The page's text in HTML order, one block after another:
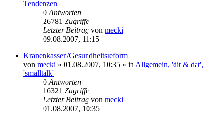
Tendenzen
0 Antworten
26781 Zugriffe
Letzter Beitrag von mecki
09.08.2007, 11:15
Kranenkassen/Gesundheitsreform
von mecki » 01.08.2007, 10:35 » in Allgemein, 'dit & dat',
'smalltalk'
0 Antworten
16321 Zugriffe
Letzter Beitrag von mecki
01.08.2007, 10:35